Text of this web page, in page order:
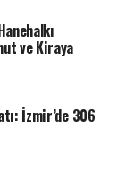
ve Kiraya
İzmir’de 306